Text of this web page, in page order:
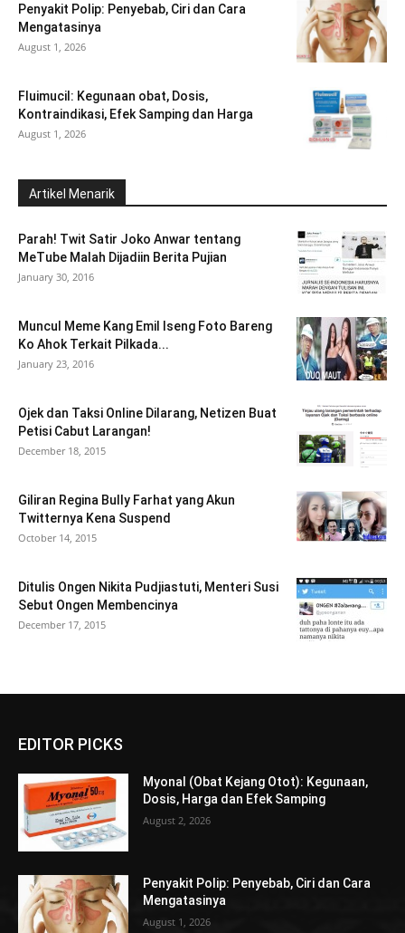
Penyakit Polip: Penyebab, Ciri dan Cara
Mengatasinya
August 1, 2026
Fluimucil: Kegunaan obat, Dosis,
Kontraindikasi, Efek Samping dan Harga
August 1, 2026
Artikel Menarik
Parah! Twit Satir Joko Anwar tentang
MeTube Malah Dijadiin Berita Pujian
January 30, 2016
Muncul Meme Kang Emil Iseng Foto Bareng
Ko Ahok Terkait Pilkada...
January 23, 2016
Ojek dan Taksi Online Dilarang, Netizen Buat
Petisi Cabut Larangan!
December 18, 2015
Giliran Regina Bully Farhat yang Akun
Twitternya Kena Suspend
October 14, 2015
Ditulis Ongen Nikita Pudjiastuti, Menteri Susi
Sebut Ongen Membencinya
December 17, 2015
EDITOR PICKS
Myonal (Obat Kejang Otot): Kegunaan,
Dosis, Harga dan Efek Samping
August 2, 2026
Penyakit Polip: Penyebab, Ciri dan Cara
Mengatasinya
August 1, 2026